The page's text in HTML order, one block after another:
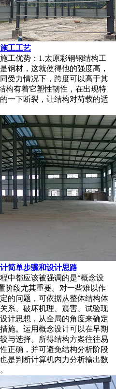
工工艺
工优势：1.太原彩钢钢结构工
钢材，这就使得他的强度高，
受力情况下，跨度可以高于其
构有着它塑性韧性，在出现特
一下断裂，让结构对荷载的适
简单步骤和设计思路
中都应该被强调的是“概念设
阶段尤其重要。对一些难以作
的问题，可依据从整体结构体
系、破坏机理、震害、试验现
计思想，从全局的角度来确定
施。运用概念设计可以在早期
与选择。所得结构方案往往易
正确，并可避免结构分析阶段
是判断计算机内力分析输出数